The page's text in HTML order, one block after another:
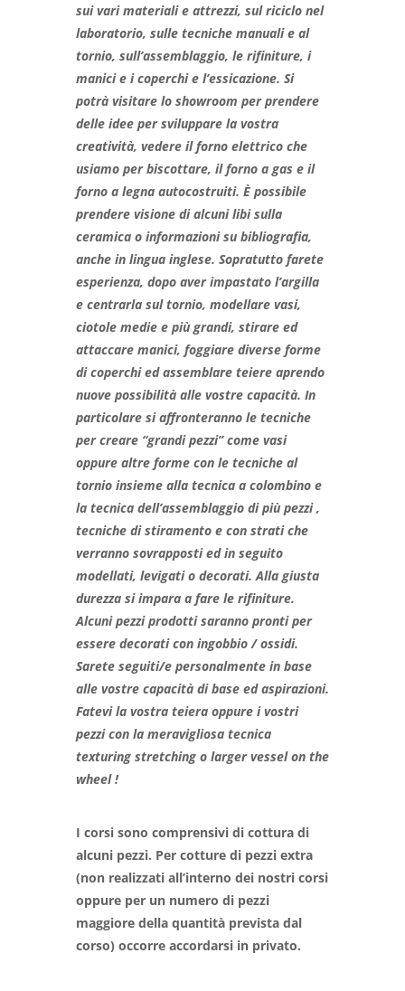
sui vari materiali e attrezzi, sul riciclo nel
laboratorio, sulle tecniche manuali e al
tornio, sull’assemblaggio, le rifiniture, i
manici e i coperchi e l’essicazione. Si
potrà visitare lo showroom per prendere
delle idee per sviluppare la vostra
creatività, vedere il forno elettrico che
usiamo per biscottare, il forno a gas e il
forno a legna autocostruiti. È possibile
prendere visione di alcuni libi sulla
ceramica o informazioni su bibliografia,
anche in lingua inglese. Sopratutto farete
esperienza, dopo aver impastato l’argilla
e centrarla sul tornio, modellare vasi,
ciotole medie e più grandi, stirare ed
attaccare manici, foggiare diverse forme
di coperchi ed assemblare teiere aprendo
nuove possibilità alle vostre capacità. In
particolare si affronteranno le tecniche
per creare “grandi pezzi” come vasi
oppure altre forme con le tecniche al
tornio insieme alla tecnica a colombino e
la tecnica dell’assemblaggio di più pezzi ,
tecniche di stiramento e con strati che
verranno sovrapposti ed in seguito
modellati, levigati o decorati. Alla giusta
durezza si impara a fare le rifiniture.
Alcuni pezzi prodotti saranno pronti per
essere decorati con ingobbio / ossidi.
Sarete seguiti/e personalmente in base
alle vostre capacità di base ed aspirazioni.
Fatevi la vostra teiera oppure i vostri
pezzi con la meravigliosa tecnica
texturing stretching o larger vessel on the
wheel !
I corsi sono comprensivi di cottura di
alcuni pezzi. Per cotture di pezzi extra
(non realizzati all’interno dei nostri corsi
oppure per un numero di pezzi
maggiore della quantità prevista dal
corso) occorre accordarsi in privato.